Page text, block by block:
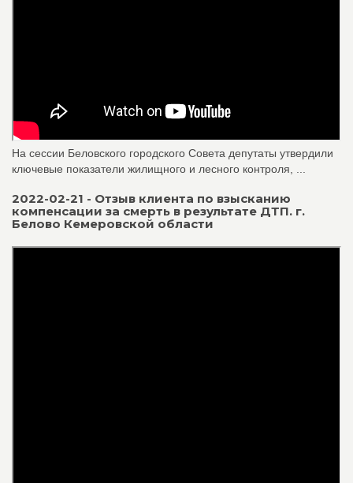
На сессии Беловского городского Совета депутаты утвердили
ключевые показатели жилищного и лесного контроля, ...
2022-02-21 - Отзыв клиента по взысканию
компенсации за смерть в результате ДТП. г.
Белово Кемеровской области